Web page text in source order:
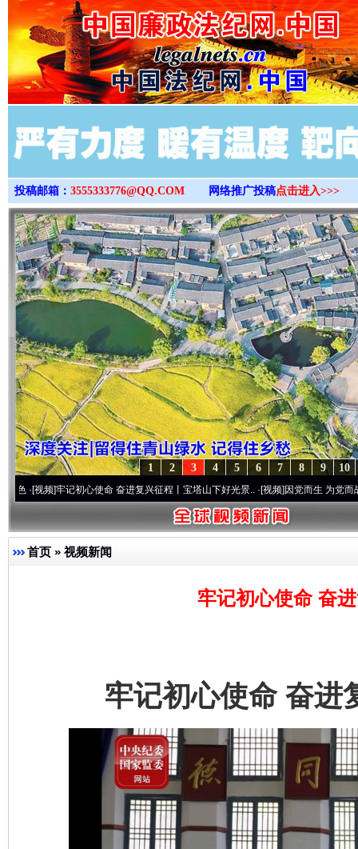
>
投稿邮箱： 3555333776@QQ.COM 网络推广投稿点击进入>>>
10
9
8
7
6
5
4
3
2
1
牢记初心使命 奋进复兴征程丨宝塔山下好光景..·[视频]因党而生 为党而战——百年“
首页 » 视频新闻
牢记初心使命 奋
牢记初心使命 奋进